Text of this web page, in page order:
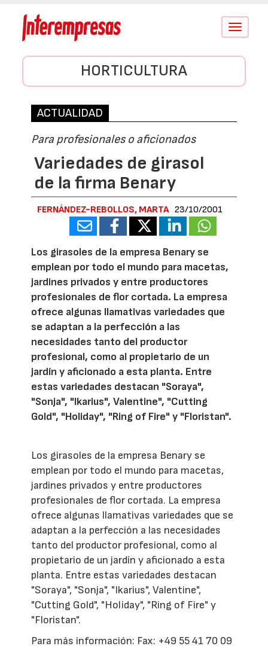
Conmutar
HORTICULTURA
ACTUALIDAD
Para profesionales o aficionados
Variedades de girasol
de la firma Benary
FERNÁNDEZ-REBOLLOS, MARTA 23/10/2001
Los girasoles de la empresa Benary se
emplean por todo el mundo para macetas,
jardines privados y entre productores
profesionales de flor cortada. La empresa
ofrece algunas llamativas variedades que
se adaptan a la perfección a las
necesidades tanto del productor
profesional, como al propietario de un
jardín y aficionado a esta planta. Entre
estas variedades destacan "Soraya",
"Sonja", "Ikarius", Valentine", "Cutting
Gold", "Holiday", "Ring of Fire" y "Floristan".
Los girasoles de la empresa Benary se
emplean por todo el mundo para macetas,
jardines privados y entre productores
profesionales de flor cortada. La empresa
ofrece algunas llamativas variedades que se
adaptan a la perfección a las necesidades
tanto del productor profesional, como al
propietario de un jardín y aficionado a esta
planta. Entre estas variedades destacan
"Soraya", "Sonja", "Ikarius", Valentine",
"Cutting Gold", "Holiday", "Ring of Fire" y
"Floristan".
Para más información: Fax: +49 55 41 70 09